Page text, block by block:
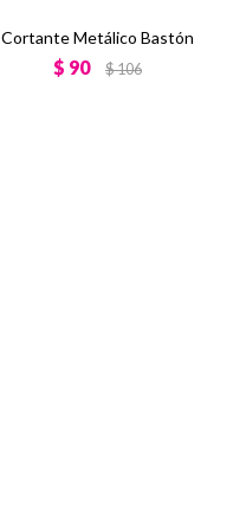
Cortante Metálico Bastón
$ 90 $106